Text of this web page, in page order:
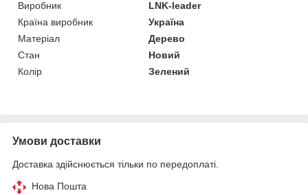
Виробник
LNK-leader
Країна виробник
Україна
Матеріал
Дерево
Стан
Новий
Колір
Зелений
Умови доставки
Доставка здійснюється тільки по передоплаті.
Нова Пошта